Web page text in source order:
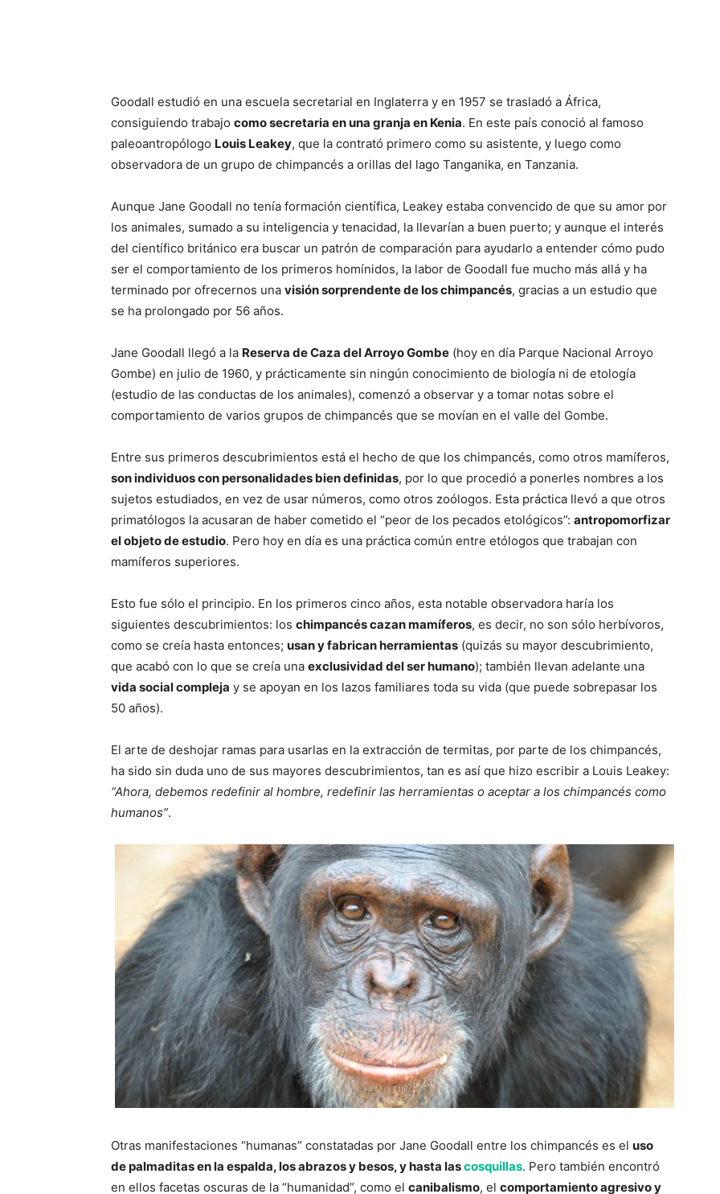
Goodall estudió en una escuela secretarial en Inglaterra y en 1957 se trasladó a África,
consiguiendo trabajo como secretaria en una granja en Kenia. En este país conoció al famoso
paleoantropólogo Louis Leakey, que la contrató primero como su asistente, y luego como
observadora de un grupo de chimpancés a orillas del lago Tanganika, en Tanzania.
Aunque Jane Goodall no tenía formación científica, Leakey estaba convencido de que su amor por
los animales, sumado a su inteligencia y tenacidad, la llevarían a buen puerto; y aunque el interés
del científico británico era buscar un patrón de comparación para ayudarlo a entender cómo pudo
ser el comportamiento de los primeros homínidos, la labor de Goodall fue mucho más allá y ha
terminado por ofrecernos una visión sorprendente de los chimpancés, gracias a un estudio que
se ha prolongado por 56 años.
Jane Goodall llegó a la Reserva de Caza del Arroyo Gombe (hoy en día Parque Nacional Arroyo
Gombe) en julio de 1960, y prácticamente sin ningún conocimiento de biología ni de etología
(estudio de las conductas de los animales), comenzó a observar y a tomar notas sobre el
comportamiento de varios grupos de chimpancés que se movían en el valle del Gombe.
Entre sus primeros descubrimientos está el hecho de que los chimpancés, como otros mamíferos,
son individuos con personalidades bien definidas, por lo que procedió a ponerles nombres a los
sujetos estudiados, en vez de usar números, como otros zoólogos. Esta práctica llevó a que otros
primatólogos la acusaran de haber cometido el “peor de los pecados etológicos”: antropomorfizar
el objeto de estudio. Pero hoy en día es una práctica común entre etólogos que trabajan con
mamíferos superiores.
Esto fue sólo el principio. En los primeros cinco años, esta notable observadora haría los
siguientes descubrimientos: los chimpancés cazan mamíferos, es decir, no son sólo herbívoros,
como se creía hasta entonces; usan y fabrican herramientas (quizás su mayor descubrimiento,
que acabó con lo que se creía una exclusividad del ser humano); también llevan adelante una
vida social compleja y se apoyan en los lazos familiares toda su vida (que puede sobrepasar los
50 años).
El arte de deshojar ramas para usarlas en la extracción de termitas, por parte de los chimpancés,
ha sido sin duda uno de sus mayores descubrimientos, tan es así que hizo escribir a Louis Leakey:
“Ahora, debemos redefinir al hombre, redefinir las herramientas o aceptar a los chimpancés como
humanos”.
Otras manifestaciones “humanas” constatadas por Jane Goodall entre los chimpancés es el uso
de palmaditas en la espalda, los abrazos y besos, y hasta lascosquillas. Pero también encontró
en ellos facetas oscuras de la “humanidad”, como el canibalismo, el comportamiento agresivo y